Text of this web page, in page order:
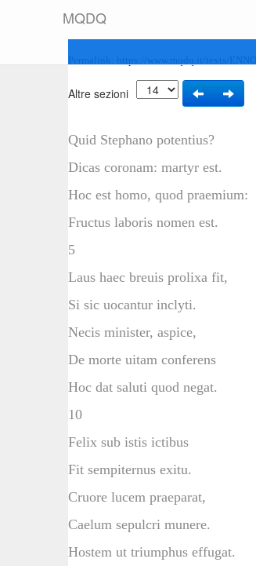
MQDQ
Altre sezioni
Quid Stephano potentius?
Dicas coronam: martyr est.
Hoc est homo, quod praemium:
Fructus laboris nomen est.
5
Laus haec breuis prolixa fit,
Si sic uocantur inclyti.
Necis minister, aspice,
De morte uitam conferens
Hoc dat saluti quod negat.
10
Felix sub istis ictibus
Fit sempiternus exitu.
Cruore lucem praeparat,
Caelum sepulcri munere.
Hostem ut triumphus effugat.